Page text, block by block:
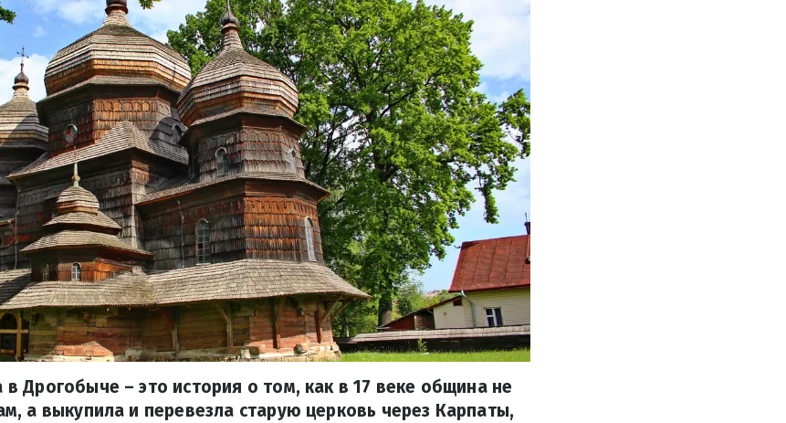
Дрогобыче – это история о том, как в 17 веке община не
а выкупила и перевезла старую церковь через Карпаты,